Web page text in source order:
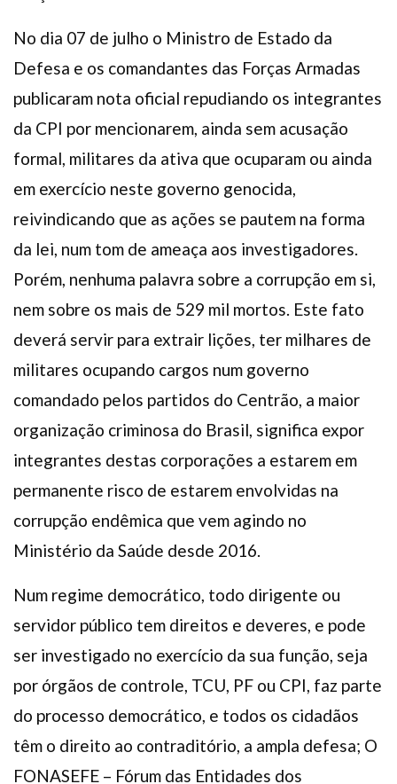
No dia 07 de julho o Ministro de Estado da
Defesa e os comandantes das Forças Armadas
publicaram nota oficial repudiando os integrantes
da CPI por mencionarem, ainda sem acusação
formal, militares da ativa que ocuparam ou ainda
em exercício neste governo genocida,
reivindicando que as ações se pautem na forma
da lei, num tom de ameaça aos investigadores.
Porém, nenhuma palavra sobre a corrupção em si,
nem sobre os mais de 529 mil mortos. Este fato
deverá servir para extrair lições, ter milhares de
militares ocupando cargos num governo
comandado pelos partidos do Centrão, a maior
organização criminosa do Brasil, significa expor
integrantes destas corporações a estarem em
permanente risco de estarem envolvidas na
corrupção endêmica que vem agindo no
Ministério da Saúde desde 2016.
Num regime democrático, todo dirigente ou
servidor público tem direitos e deveres, e pode
ser investigado no exercício da sua função, seja
por órgãos de controle, TCU, PF ou CPI, faz parte
do processo democrático, e todos os cidadãos
têm o direito ao contraditório, a ampla defesa; O
FONASEFE – Fórum das Entidades dos